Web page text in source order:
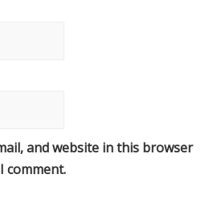
and website in this browser
comment.